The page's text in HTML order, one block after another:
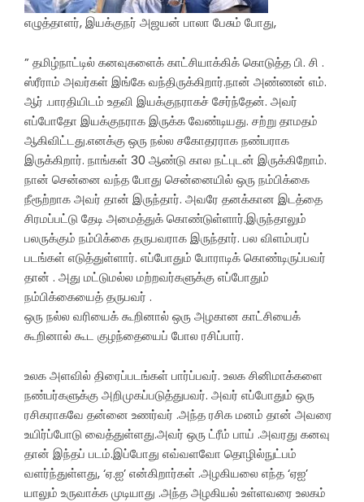
எழுத்தாளர், இயக்குநர் அஜயன் பாலா பேசும் போது,
” தமிழ்நாட்டில் கனவுகளைக் காட்சியாக்கிக் கொடுத்த பி. சி .
ஸ்ரீராம் அவர்கள் இங்கே வந்திருக்கிறார்.நான் அண்ணன் எம்.
ஆர் .பாரதியிடம் உதவி இயக்குநராகச் சேர்ந்தேன். அவர்
எப்போதோ இயக்குநராக இருக்க வேண்டியது. சற்று தாமதம்
ஆகிவிட்டது.எனக்கு ஒரு நல்ல சகோதரராக நண்பராக
இருக்கிறார். நாங்கள் 30 ஆண்டு கால நட்புடன் இருக்கிறோம்.
நான் சென்னை வந்த போது சென்னையில் ஒரு நம்பிக்கை
நீரூற்றாக அவர் தான் இருந்தார். அவரே தனக்கான இடத்தை
சிரமப்பட்டு தேடி அமைத்துக் கொண்டுள்ளார்.இருந்தாலும்
பலருக்கும் நம்பிக்கை தருபவராக இருந்தார். பல விளம்பரப்
படங்கள் எடுத்துள்ளார். எப்போதும் போராடிக் கொண்டிருப்பவர்
தான் . அது மட்டுமல்ல மற்றவர்களுக்கு எப்போதும்
நம்பிக்கையைத் தருபவர் .
ஒரு நல்ல வரியைக் கூறினால் ஒரு அழகான காட்சியைக்
கூறினால் கூட குழந்தையைப் போல ரசிப்பார்.
உலக அளவில் திரைப்படங்கள் பார்ப்பவர். உலக சினிமாக்களை
நண்பர்களுக்கு அறிமுகப்படுத்துபவர். அவர் எப்போதும் ஒரு
ரசிகராகவே தன்னை உணர்வர் .அந்த ரசிக மனம் தான் அவரை
உயிர்ப்போடு வைத்துள்ளது.அவர் ஒரு ட்ரீம் பாய் .அவரது கனவு
தான் இந்தப் படம்.இப்போது எவ்வளவோ தொழில்நுட்பம்
வளர்ந்துள்ளது, ‘ஏ.ஐ’ என்கிறார்கள் .அழகியலை எந்த ‘ஏஐ’
யாலும் உருவாக்க முடியாது .அந்த அழகியல் உள்ளவரை உலகம்